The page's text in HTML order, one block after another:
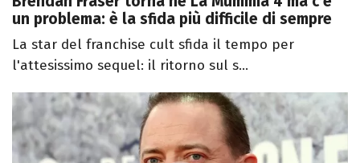
un problema: è la sfida più difficile di sempre
La star del franchise cult sfida il tempo per
l'attesissimo sequel: il ritorno sul s...